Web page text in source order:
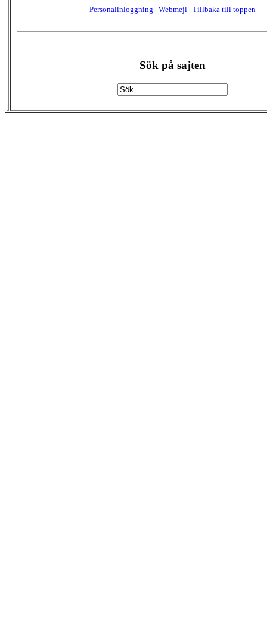
Personalinloggning | Webmejl| Tillbaka till toppen
Sök på sajten